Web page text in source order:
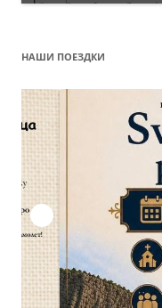
НАШИ ПОЕЗДКИ